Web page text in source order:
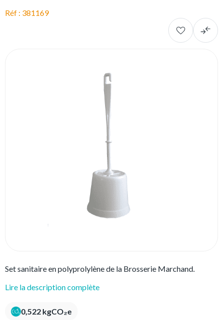
Réf : 381169
Set sanitaire en polyprolylène de la Brosserie Marchand.
Lire la description complète
0,522 kgCO₂e